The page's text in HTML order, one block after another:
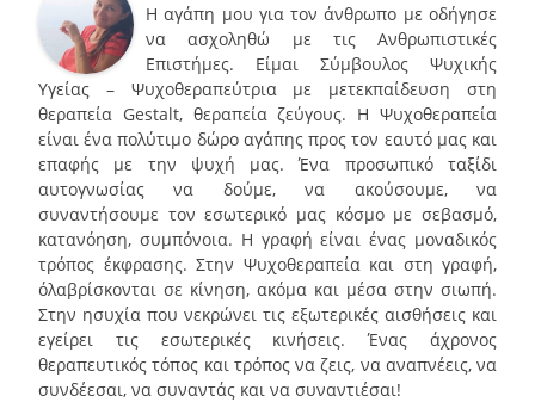
Η αγάπη μου για τον άνθρωπο με οδήγησε
να ασχοληθώ με τις Ανθρωπιστικές
Επιστήμες. Είμαι Σύμβουλος Ψυχικής
Υγείας – Ψυχοθεραπεύτρια με μετεκπαίδευση στη
θεραπεία Gestalt, θεραπεία ζεύγους. Η Ψυχοθεραπεία
είναι ένα πολύτιμο δώρο αγάπης προς τον εαυτό μας και
επαφής με την ψυχή μας. Ένα προσωπικό ταξίδι
αυτογνωσίας να δούμε, να ακούσουμε, να
συναντήσουμε τον εσωτερικό μας κόσμο με σεβασμό,
κατανόηση, συμπόνοια. Η γραφή είναι ένας μοναδικός
τρόπος έκφρασης. Στην Ψυχοθεραπεία και στη γραφή,
όλαβρίσκονται σε κίνηση, ακόμα και μέσα στην σιωπή.
Στην ησυχία που νεκρώνει τις εξωτερικές αισθήσεις και
εγείρει τις εσωτερικές κινήσεις. Ένας άχρονος
θεραπευτικός τόπος και τρόπος να ζεις, να αναπνέεις, να
συνδέεσαι, να συναντάς και να συναντιέσαι!